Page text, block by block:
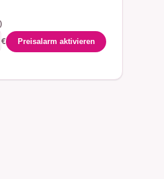
€
Preisalarm aktivieren